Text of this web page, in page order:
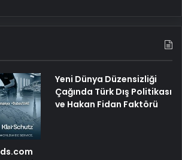
Yeni Dünya Düzensizliği
Çağında Türk Dış Politikası
ve Hakan Fidan Faktörü